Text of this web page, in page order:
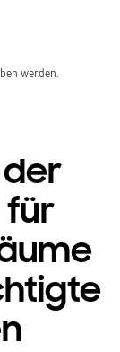
werden.
für